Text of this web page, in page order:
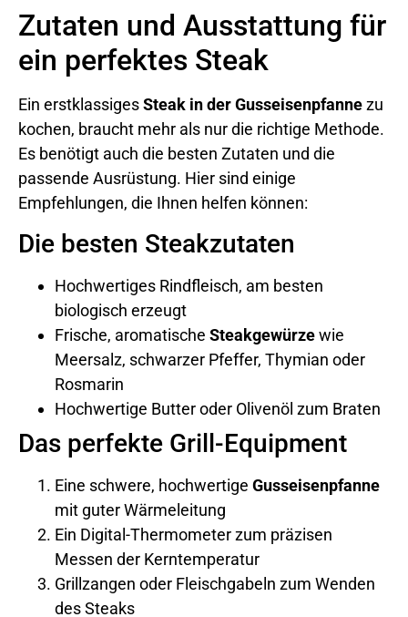
Zutaten und Ausstattung für
ein perfektes Steak
Ein erstklassigesSteak in der Gusseisenpfannezu
kochen, braucht mehr als nur die richtige Methode.
Es benötigt auch die besten Zutaten und die
passende Ausrüstung. Hier sind einige
Empfehlungen, die Ihnen helfen können:
Die besten Steakzutaten
Hochwertiges Rindfleisch, am besten
biologisch erzeugt
Frische, aromatische Steakgewürzewie
Meersalz, schwarzer Pfeffer, Thymian oder
Rosmarin
Hochwertige Butter oder Olivenöl zum Braten
Das perfekte Grill-Equipment
Eine schwere, hochwertige Gusseisenpfanne
mit guter Wärmeleitung
Ein Digital-Thermometer zum präzisen
Messen der Kerntemperatur
Grillzangen oder Fleischgabeln zum Wenden
des Steaks